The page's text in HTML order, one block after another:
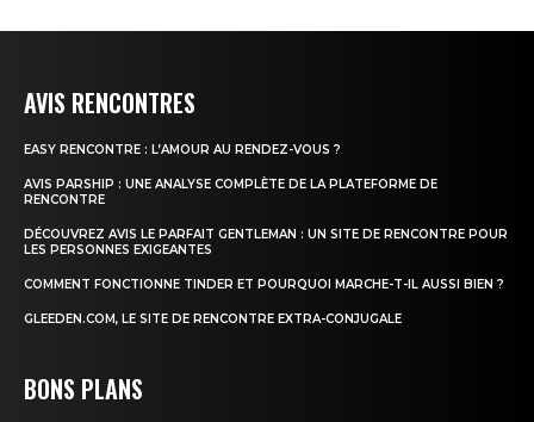
AVIS RENCONTRES
EASY RENCONTRE : L’AMOUR AU RENDEZ-VOUS ?
AVIS PARSHIP : UNE ANALYSE COMPLÈTE DE LA PLATEFORME DE
RENCONTRE
DÉCOUVREZ AVIS LE PARFAIT GENTLEMAN : UN SITE DE RENCONTRE POUR
LES PERSONNES EXIGEANTES
COMMENT FONCTIONNE TINDER ET POURQUOI MARCHE-T-IL AUSSI BIEN ?
GLEEDEN.COM, LE SITE DE RENCONTRE EXTRA-CONJUGALE
BONS PLANS